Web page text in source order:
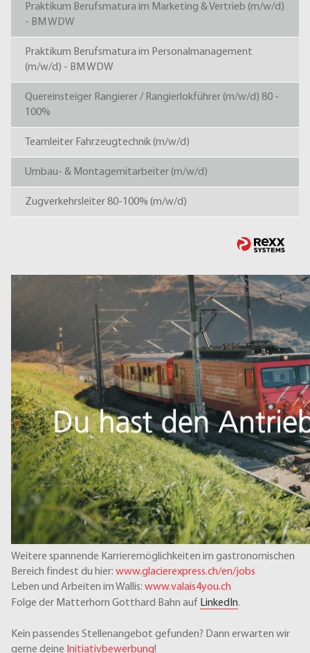
Praktikum Berufsmatura im Marketing & Vertrieb (m/w/d)
- BM WDW
Praktikum Berufsmatura im Personalmanagement
(m/w/d) - BM WDW
Quereinsteiger Rangierer / Rangierlokführer (m/w/d) 80 -
100%
Teamleiter Fahrzeugtechnik (m/w/d)
Umbau- & Montagemitarbeiter (m/w/d)
Zugverkehrsleiter 80-100% (m/w/d)
Weitere spannende Karrieremöglichkeiten im gastronomischen
Bereich findest du hier: www.glacierexpress.ch/en/jobs
Leben und Arbeiten im Wallis: www.valais4you.ch
Folge der Matterhorn Gotthard Bahn auf LinkedIn.
Kein passendes Stellenangebot gefunden? Dann erwarten wir
gerne deine Initiativbewerbung!